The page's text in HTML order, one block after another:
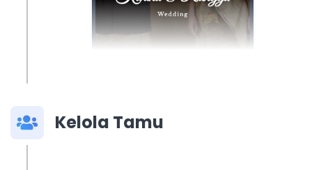
Kelola Tamu